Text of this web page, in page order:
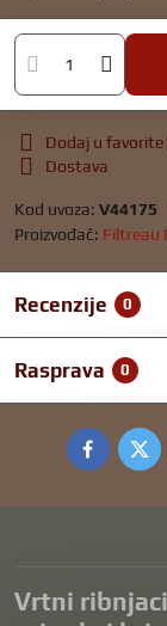
Dodaj u favorite
Dostava
Kod uvoza: V44175
Proizvođač: Filtreau
Recenzije 0
Rasprava 0
Facebook
Vrtni